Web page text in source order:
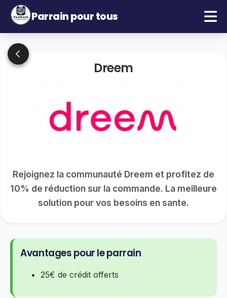
Parrain pour tous
Dreem
Rejoignez la communauté Dreem et profitez de
10% de réduction sur la commande. La meilleure
solution pour vos besoins en sante.
Avantages pour le parrain
25€ de crédit offerts